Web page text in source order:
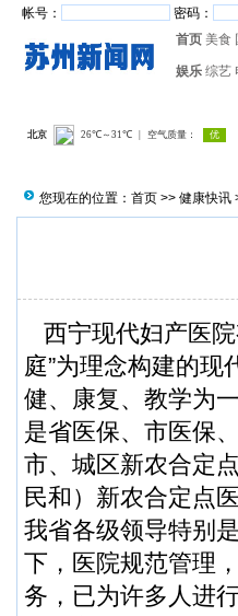
帐号： 密码：
首页 美食
娱乐 综艺
您现在的位置： 首页 >> 健康快讯
西宁现代妇产医
庭”为理念构建的
健、康复、教学为
是省医保、市医保
市、城区新农合定
民和）新农合定点
我省各级领导特别
下，医院规范管理
务，已为许多人进